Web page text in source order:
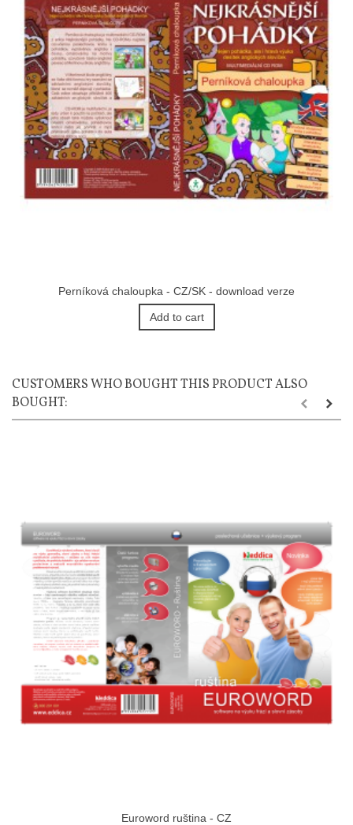
Perníková chaloupka - CZ/SK - download verze
Add to cart
CUSTOMERS WHO BOUGHT THIS PRODUCT ALSO
BOUGHT:
Euroword ruština - CZ